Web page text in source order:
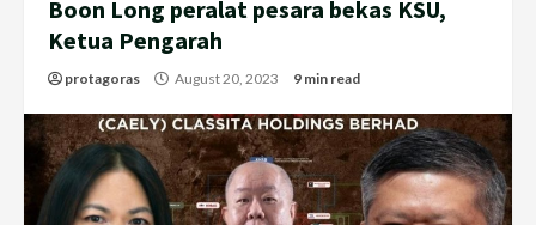
Boon Long peralat pesara bekas KSU,
Ketua Pengarah
protagoras August 20, 2023 9 min read